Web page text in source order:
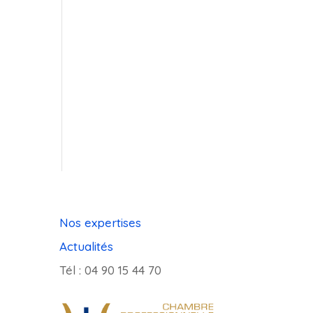
Nos expertises
Actualités
Tél : 04 90 15 44 70